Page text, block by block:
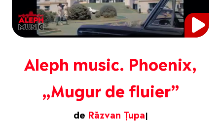
Aleph music. Phoenix,
„Mugur de fluier”
de Răzvan Țupa